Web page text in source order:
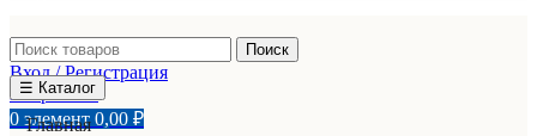
Поиск
Вход / Регистрация
Избранное
0 элемент 0,00 ₽
☰ Каталог
Главная